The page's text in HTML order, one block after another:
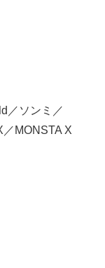
／ソンミ／
MONSTA X